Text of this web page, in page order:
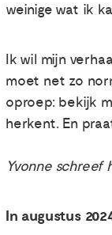
weinige wat ik
Ik wil mijn
moet net zo
oproep: bekijk
herkent. En
Yvonne schreef
In augustus